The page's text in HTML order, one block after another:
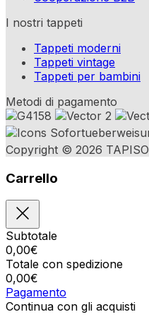
I nostri tappeti
Tappeti moderni
Tappeti vintage
Tappeti per bambini
Metodi di pagamento
Copyright © 2026 TAPISO
Carrello
Subtotale
0,00€
Totale con spedizione
0,00€
Pagamento
Continua con gli acquisti